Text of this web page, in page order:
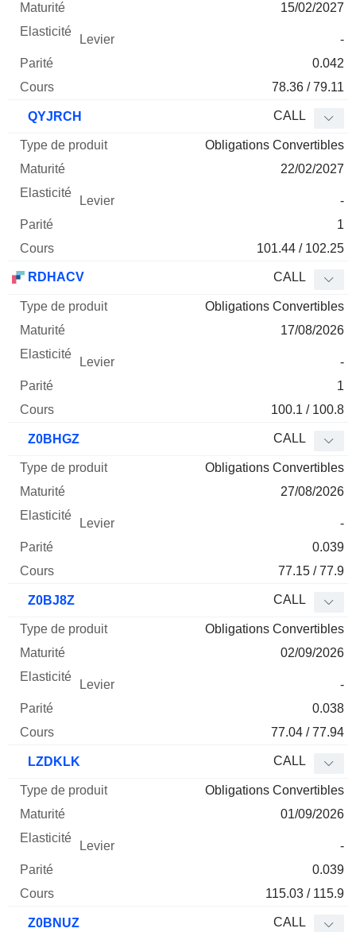
15/02/2027
-
0.042
78.36 / 79.11
QYJRCH CALL
Obligations Convertibles
22/02/2027
-
1
101.44 / 102.25
RDHACV CALL
Obligations Convertibles
17/08/2026
-
1
100.1 / 100.8
Z0BHGZ CALL
Obligations Convertibles
27/08/2026
-
0.039
77.15 / 77.9
Z0BJ8Z CALL
Obligations Convertibles
02/09/2026
-
0.038
77.04 / 77.94
LZDKLK CALL
Obligations Convertibles
01/09/2026
-
0.039
115.03 / 115.9
Z0BNUZ CALL